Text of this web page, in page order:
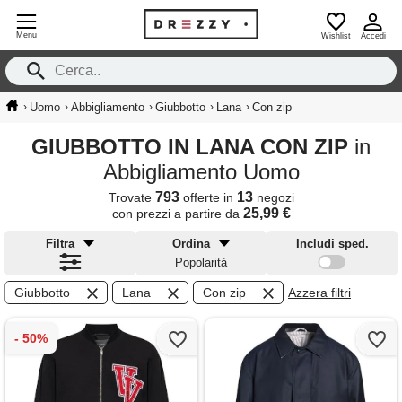
Menu Wishlist Accedi
› Uomo › Abbigliamento › Giubbotto › Lana › Con zip
GIUBBOTTO IN LANA CON ZIP in
Abbigliamento Uomo
Trovate 793offerte in 13negozi
con prezzi a partire da 25,99 €
Filtra
Ordina
Popolarità
Includi sped.
Giubbotto Lana Con zip Azzera filtri